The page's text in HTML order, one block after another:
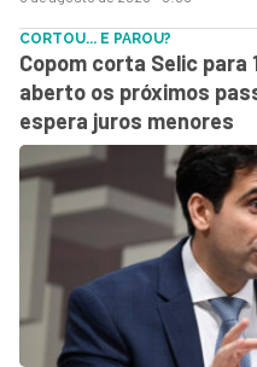
CORTOU... E PAROU?
Copom corta Selic para
aberto os próximos
espera juros menores